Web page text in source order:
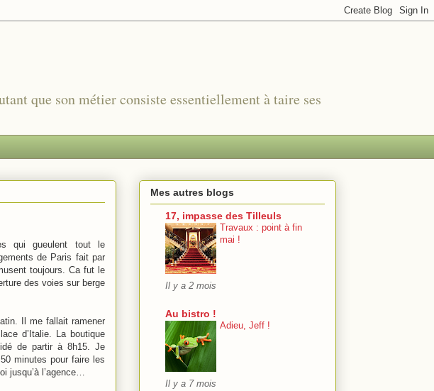
que son métier consiste essentiellement à taire ses
qui gueulent tout le
de Paris fait par
toujours. Ca fut le
des voies sur berge
Il me fallait ramener
d’Italie. La boutique
de partir à 8h15. Je
minutes pour faire les
jusqu’à l’agence…
Mes autres blogs
17, impasse des Tilleuls
Travaux : point à fin
mai !
Il y a 2 mois
Au bistro !
Adieu, Jeff !
Il y a 7 mois